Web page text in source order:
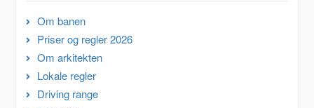
Om banen
Priser og regler 2026
Om arkitekten
Lokale regler
Driving range